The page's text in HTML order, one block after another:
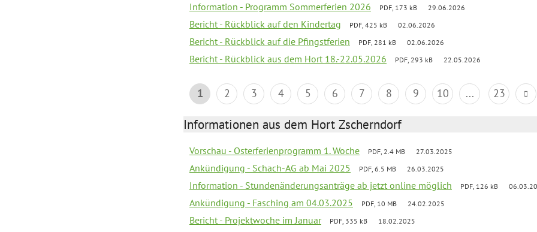
Information - Programm Sommerferien 2026 PDF, 173 kB 29.06.2026
Bericht - Rückblick auf den Kindertag PDF, 425 kB 02.06.2026
Bericht - Rückblick auf die Pfingstferien PDF, 281 kB 02.06.2026
Bericht - Rückblick aus dem Hort 18.-22.05.2026 PDF, 293 kB 22.05.2026
1 2 3 4 5 6 7 8 9 10 ... 23
Informationen aus dem Hort Zscherndorf
Vorschau - Osterferienprogramm 1. Woche PDF, 2.4 MB 27.03.2025
Ankündigung - Schach-AG ab Mai 2025 PDF, 6.5 MB 26.03.2025
Information - Stundenänderungsanträge ab jetzt online möglich PDF, 126 kB
Ankündigung - Fasching am 04.03.2025 PDF, 10 MB 24.02.2025
Bericht - Projektwoche im Januar PDF, 335 kB 18.02.2025